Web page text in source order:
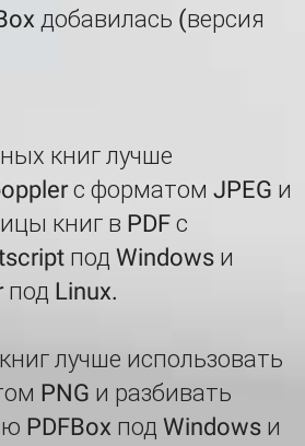
добавилась (версия
книг лучше
с форматом JPEG и
книг в PDF с
под Windows и
под Linux.
лучше использовать
PNG и разбивать
PDFBox под Windows и